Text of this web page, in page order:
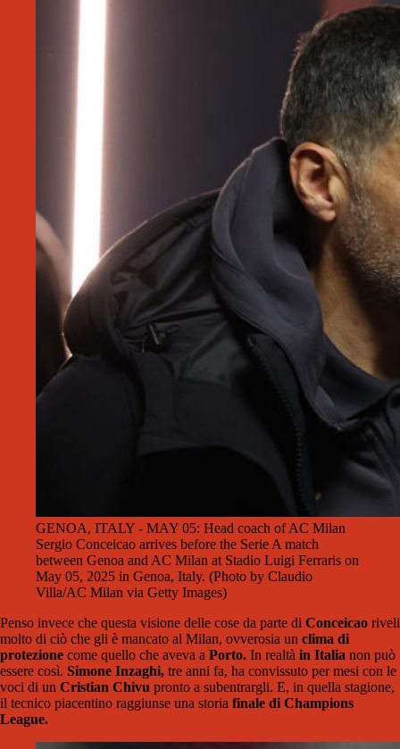
GENOA, ITALY - MAY 05: Head coach of AC Milan
Sergio Conceicao arrives before the Serie A match
between Genoa and AC Milan at Stadio Luigi Ferraris on
May 05, 2025 in Genoa, Italy. (Photo by Claudio
Villa/AC Milan via Getty Images)
Penso invece che questa visione delle cose da parte di Conceicao riveli
molto di ciò che gli è mancato al Milan, ovverosia un clima di
protezione come quello che aveva a Porto. In realtà in Italia non può
essere così. Simone Inzaghi, tre anni fa, ha convissuto per mesi con le
voci di un Cristian Chivu pronto a subentrargli. E, in quella stagione,
il tecnico piacentino raggiunse una storia finale di Champions
League.